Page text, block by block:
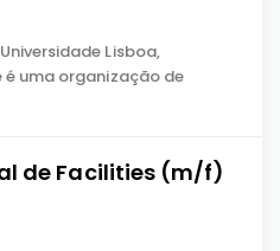
Lisboa,
uma organização de
de Facilities (m/f)